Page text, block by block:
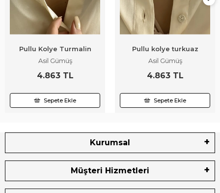
Pullu Kolye Turmalin
Asil Gümüş
4.863 TL
Sepete Ekle
Pullu kolye turkuaz
Asil Gümüş
4.863 TL
Sepete Ekle
Kurumsal
Müşteri Hizmetleri